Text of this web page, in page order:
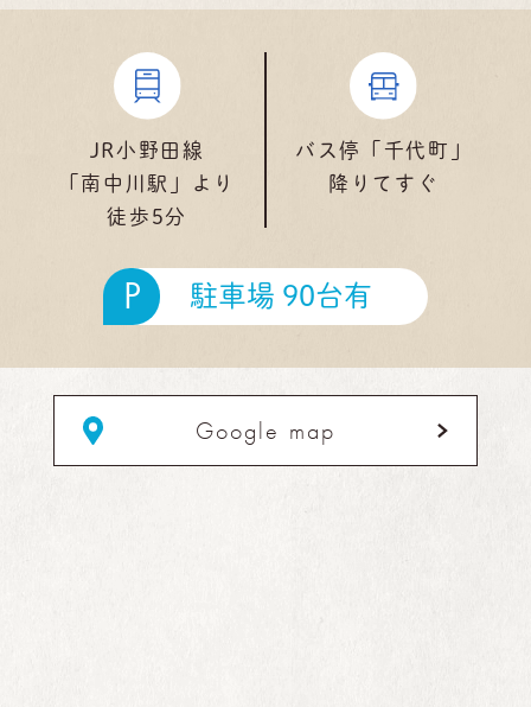
JR小野田線
「南中川駅」より
徒歩5分
バス停「千代町」
降りてすぐ
P 駐車場 90台有
Google map